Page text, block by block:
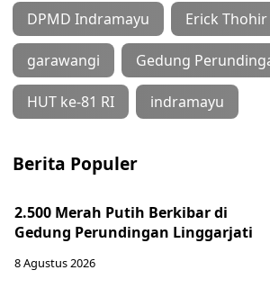
DPMD Indramayu Erick Thohir
garawangi Gedung
HUT ke-81 RI indramayu
Berita Populer
2.500 Merah Putih Berkibar di
Gedung Perundingan Linggarjati
8 Agustus 2026